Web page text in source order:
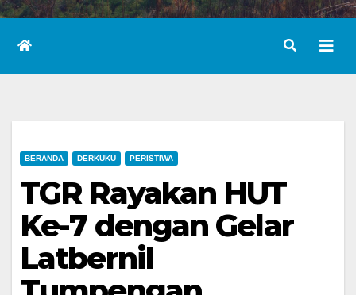
BERANDA DERKUKU PERISTIWA
TGR Rayakan HUT
Ke-7 dengan Gelar
Latbernil